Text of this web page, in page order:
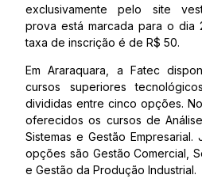
exclusivamente pelo site
prova está marcada para o dia
taxa de inscrição é de R$ 50.
Em Araraquara, a Fatec
cursos superiores
divididas entre cinco opções.
oferecidos os cursos de
Sistemas e Gestão
opções são Gestão Comercial,
e Gestão da Produção Industrial.